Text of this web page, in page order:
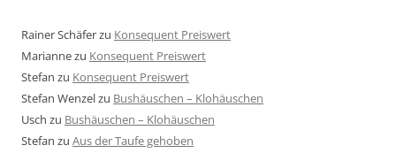
Rainer Schäferzu Konsequent Preiswert
Mariannezu Konsequent Preiswert
Stefan zu Konsequent Preiswert
Stefan Wenzelzu Bushäuschen – Klohäuschen
Usch zu Bushäuschen – Klohäuschen
Stefan zu Aus der Taufe gehoben